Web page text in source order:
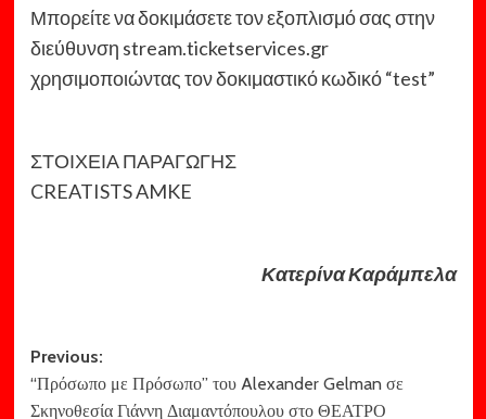
Μπορείτε να δοκιμάσετε τον εξοπλισμό σας στην
διεύθυνση stream.ticketservices.gr
χρησιμοποιώντας τον δοκιμαστικό κωδικό “test”
ΣΤΟΙΧΕΙΑ ΠΑΡΑΓΩΓΗΣ
CREATISTS AMKE
Κατερίνα Καράμπελα
Post
navigation
Previous:
“Πρόσωπο με Πρόσωπο” του Alexander Gelman σε
Σκηνοθεσία Γιάννη Διαμαντόπουλου στο ΘΕΑΤΡΟ